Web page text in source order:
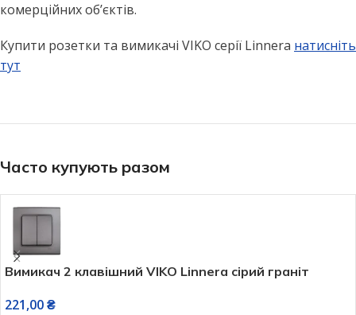
комерційних об’єктів.
Купити розетки та вимикачі VIKO серії Linnera натисніть
тут
Часто купують разом
Вимикач 2 клавішний VIKO Linnera сірий граніт
221,00₴